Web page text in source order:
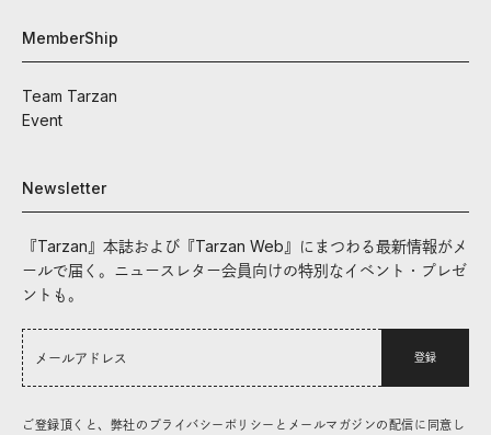
MemberShip
Team Tarzan
Event
Newsletter
『Tarzan』本誌および『Tarzan Web』にまつわる最新情報がメ
ールで届く。ニュースレター会員向けの特別なイベント・プレゼ
ントも。
登録
ご登録頂くと、弊社のプライバシーポリシーとメールマガジンの配信に同意し